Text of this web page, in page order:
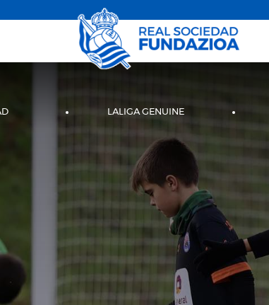
LALIGA GENUINE